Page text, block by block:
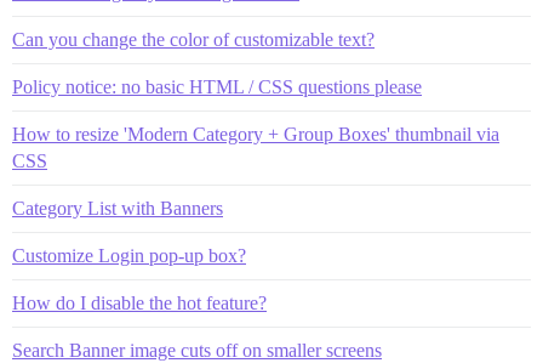
Can you change the color of customizable text?
Policy notice: no basic HTML / CSS questions please
How to resize 'Modern Category + Group Boxes' thumbnail via
CSS
Category List with Banners
Customize Login pop-up box?
How do I disable the hot feature?
Search Banner image cuts off on smaller screens